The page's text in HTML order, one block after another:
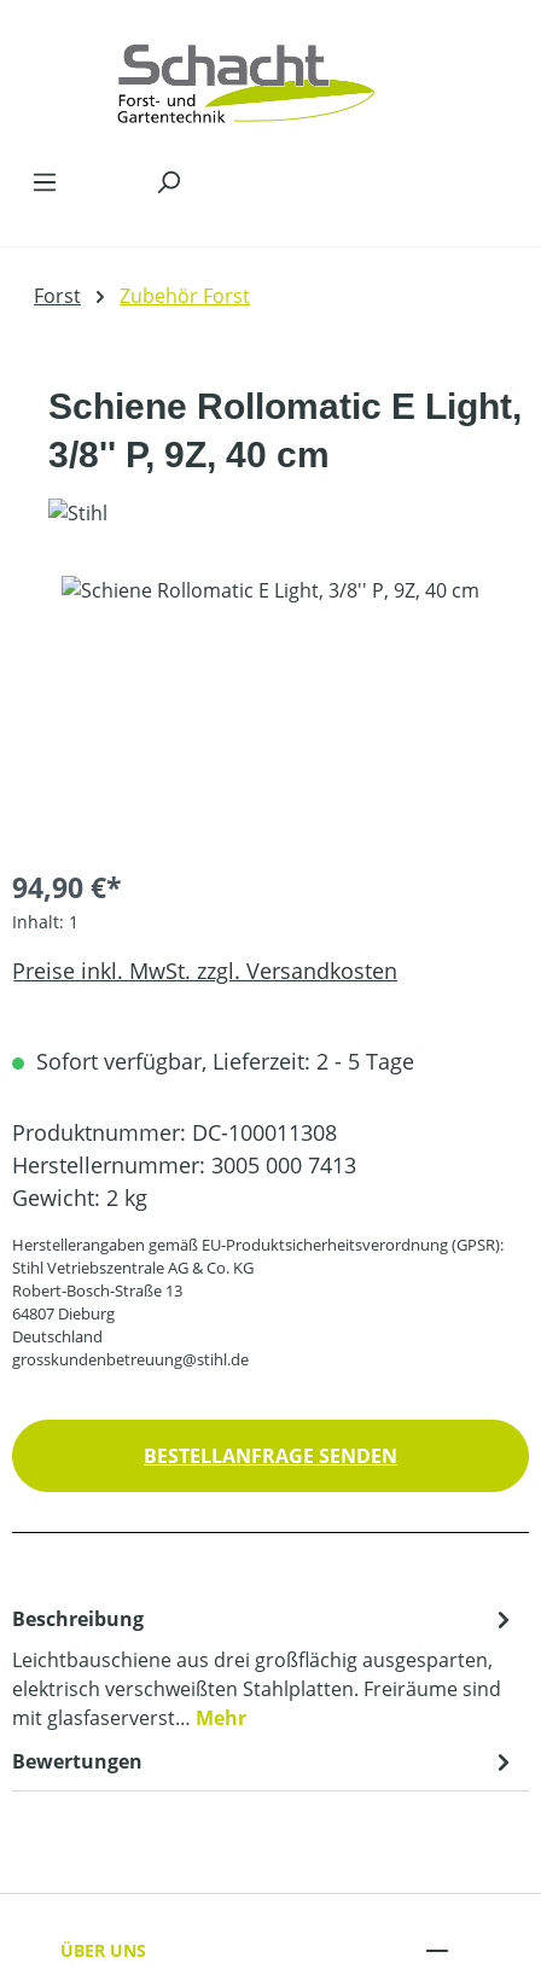
Forst Zubehör Forst
Schiene Rollomatic E Light,
3/8'' P, 9Z, 40 cm
Bildergalerie überspringen
94,90 €*
Inhalt: 1
Preise inkl. MwSt. zzgl. Versandkosten
Sofort verfügbar, Lieferzeit: 2 - 5 Tage
Produktnummer: DC-100011308
Herstellernummer: 3005 000 7413
Gewicht: 2 kg
Herstellerangaben gemäß EU-Produktsicherheitsverordnung (GPSR):
Stihl Vetriebszentrale AG & Co. KG
Robert-Bosch-Straße 13
64807 Dieburg
Deutschland
grosskundenbetreuung@stihl.de
BESTELLANFRAGE SENDEN
Beschreibung
Leichtbauschiene aus drei großflächig ausgesparten,
elektrisch verschweißten Stahlplatten. Freiräume sind
mit glasfaserverst… Mehr
Bewertungen
ÜBER UNS